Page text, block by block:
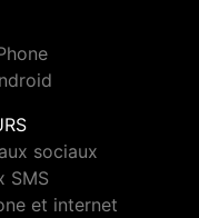
sociaux
SMS
et internet